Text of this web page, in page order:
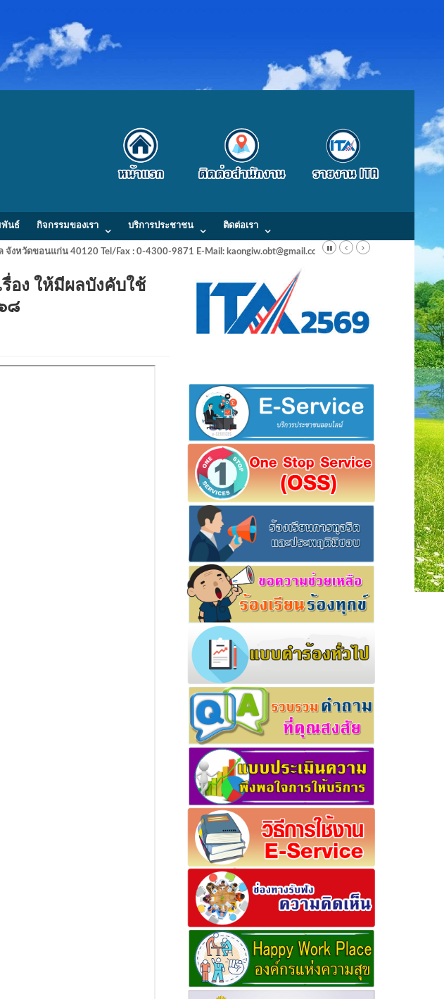
พันธ์ กิจกรรมของเรา บริการประชาชน ติดต่อเรา
งหวัดขอนแก่น 40120 Tel/Fax : 0-4300-9871 E-Mail: kaongiw.obt@gmail.com
อง ให้มีผลบังคับใช้
๖๘